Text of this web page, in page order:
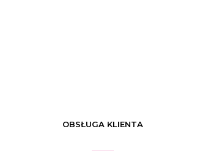
OBSŁUGA KLIENTA